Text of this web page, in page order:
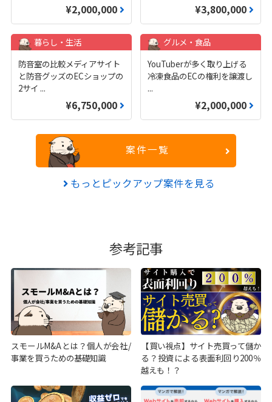
¥2,000,000 ¥3,800,000
暮らし・生活
防音室の比較メディアサイト
と防音グッズのECショップの
2サイ ...
¥6,750,000
グルメ・食品
YouTuberが多く取り上げる
冷凍食品のECの権利を譲渡し
...
¥2,000,000
案件一覧
もっとピックアップ案件を見る
参考記事
スモールM&Aとは？個人が会社/
事業を買うための基礎知識
【買い視点】サイト売買って儲か
る？投資による表面利回り200％
越えも！？